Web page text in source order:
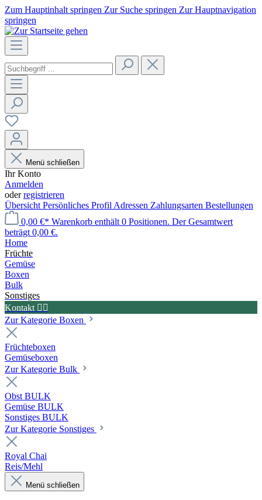
Zum Hauptinhalt springen Zur Suche springen Zur Hauptnavigation
springen
Menü schließen
Ihr Konto
Anmelden
oderregistrieren
Übersicht Persönliches Profil Adressen Zahlungsarten Bestellungen
0,00 €* Warenkorb enthält 0 Positionen. Der Gesamtwert
beträgt 0,00 €.
Home
Früchte
Gemüse
Boxen
Bulk
Sonstiges
Kontakt ✍🏼
Zur Kategorie Boxen
Früchteboxen
Gemüseboxen
Zur Kategorie Bulk
Obst BULK
Gemüse BULK
Sonstiges BULK
Zur Kategorie Sonstiges
Royal Chai
Reis/Mehl
Menü schließen